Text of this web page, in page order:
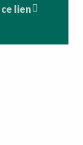
ce lien